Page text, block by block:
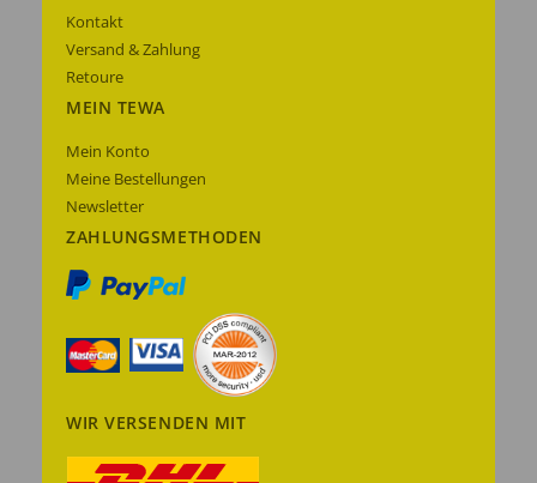
Kontakt
Versand & Zahlung
Retoure
MEIN TEWA
Mein Konto
Meine Bestellungen
Newsletter
ZAHLUNGSMETHODEN
WIR VERSENDEN MIT